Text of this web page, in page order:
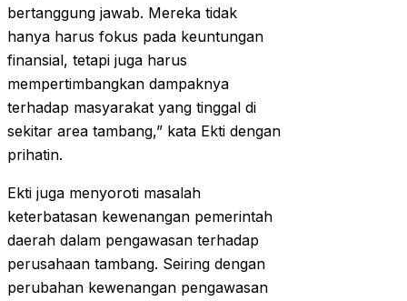
bertanggung jawab. Mereka tidak
hanya harus fokus pada keuntungan
finansial, tetapi juga harus
mempertimbangkan dampaknya
terhadap masyarakat yang tinggal di
sekitar area tambang,” kata Ekti dengan
prihatin.
Ekti juga menyoroti masalah
keterbatasan kewenangan pemerintah
daerah dalam pengawasan terhadap
perusahaan tambang. Seiring dengan
perubahan kewenangan pengawasan